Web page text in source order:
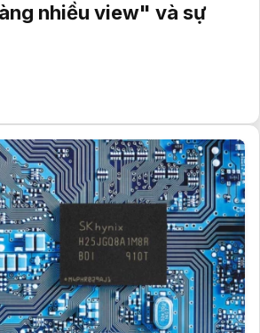
nhiều view" và sự